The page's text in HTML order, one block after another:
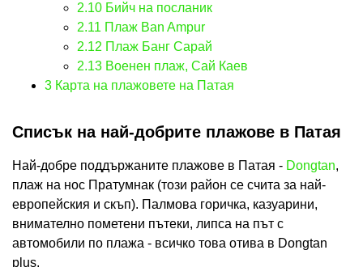
2.10 Бийч на посланик
2.11 Плаж Ban Ampur
2.12 Плаж Банг Сарай
2.13 Военен плаж, Сай Каев
3 Карта на плажовете на Патая
Списък на най-добрите плажове в Патая
Най-добре поддържаните плажове в Патая - Dongtan,
плаж на нос Пратумнак (този район се счита за най-
европейския и скъп). Палмова горичка, казуарини,
внимателно пометени пътеки, липса на път с
автомобили по плажа - всичко това отива в Dongtan
plus.